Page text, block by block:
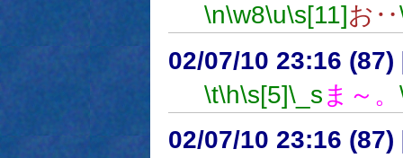
\n\w8\u\s[11]お‥
02/07/10 23:16 (87)
\t\h\s[5]\_sま～。
02/07/10 23:16 (87)